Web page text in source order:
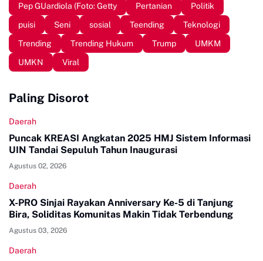
Pep GUardiola (Foto: Getty
Pertanian
Politik
puisi
Seni sosial Teending
Teknologi
Trending
Trending Hukum Trump
UMKM
UMKN
Viral
Paling Disorot
Daerah
Puncak KREASI Angkatan 2025 HMJ Sistem Informasi
UIN Tandai Sepuluh Tahun Inaugurasi
Agustus 02, 2026
Daerah
X-PRO Sinjai Rayakan Anniversary Ke-5 di Tanjung
Bira, Soliditas Komunitas Makin Tidak Terbendung
Agustus 03, 2026
Daerah